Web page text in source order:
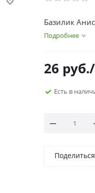
Базилик
Подробнее
26 руб.
Есть в
Поделиться